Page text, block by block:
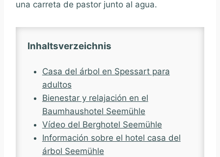
una carreta de pastor junto al agua.
Inhaltsverzeichnis
Casa del árbol en Spessart para
adultos
Bienestar y relajación en el
Baumhaushotel Seemühle
Vídeo del Berghotel Seemühle
Información sobre el hotel casa del
árbol Seemühle